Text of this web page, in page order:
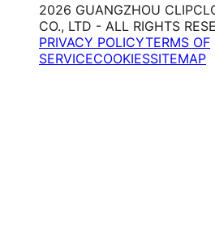
2026 GUANGZHOU
CO., LTD - ALL RIGHTS
PRIVACY POLICYTERMS OF
SERVICECOOKIESSITEMAP